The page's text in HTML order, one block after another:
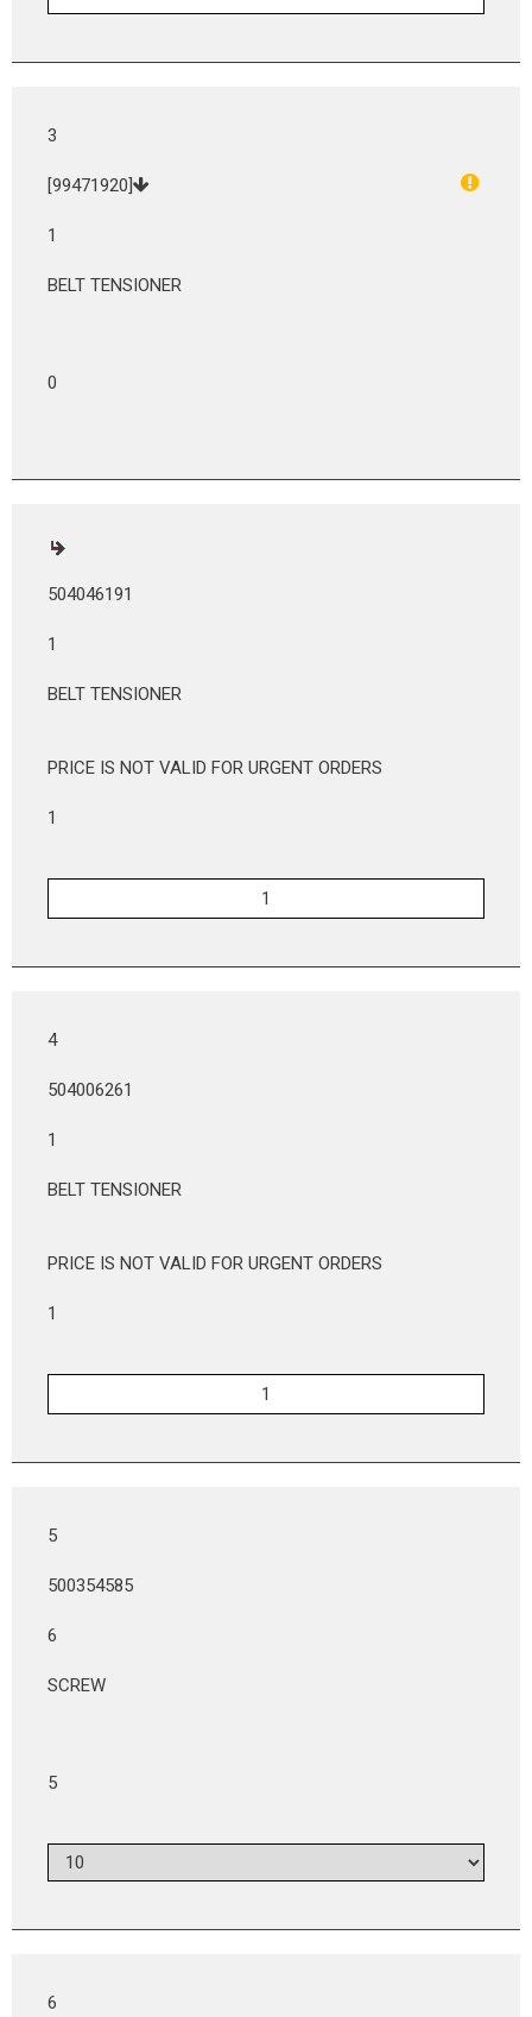
3
[99471920]
1
BELT TENSIONER
0
504046191
1
BELT TENSIONER
PRICE IS NOT VALID FOR URGENT ORDERS
1
4
504006261
1
BELT TENSIONER
PRICE IS NOT VALID FOR URGENT ORDERS
1
5
500354585
6
SCREW
5
6